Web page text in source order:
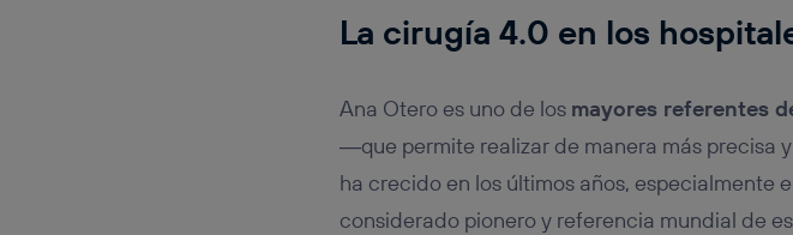
La cirugía 4.0 en los
Ana Otero es uno de los mayores referentes
―que permite realizar de manera más precisa
ha crecido en los últimos años, especialmente
considerado pionero y referencia mundial de